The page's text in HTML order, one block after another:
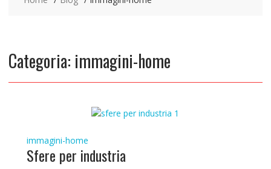
Categoria: immagini-home
immagini-home
Sfere per industria